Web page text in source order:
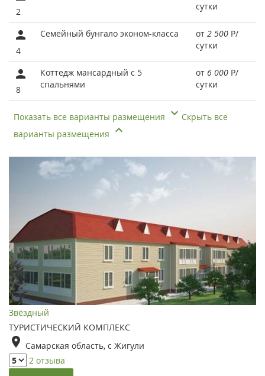
2
сутки
4
Семейный бунгало эконом-класса от 2 500 Р/
сутки
8
Коттедж мансардный с 5
спальнями
от 6 000 Р/
сутки
Показать все варианты размещения
Скрыть все
варианты размещения
Звёздный
ТУРИСТИЧЕСКИЙ КОМПЛЕКС
Самарская область, с Жигули
2 отзыва